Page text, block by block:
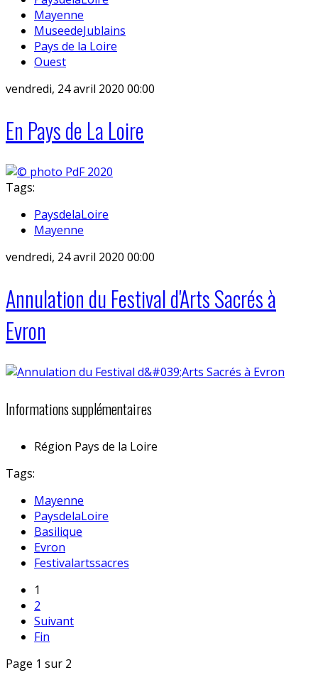
Mayenne
MuseedeJublains
Pays de la Loire
Ouest
vendredi, 24 avril 2020 00:00
En Pays de La Loire
Tags:
PaysdelaLoire
Mayenne
vendredi, 24 avril 2020 00:00
Annulation du Festival d'Arts Sacrés à
Evron
Informations supplémentaires
Région Pays de la Loire
Tags:
Mayenne
PaysdelaLoire
Basilique
Evron
Festivalartssacres
1
2
Suivant
Fin
Page 1 sur 2